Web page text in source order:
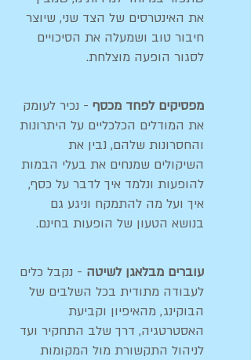
את האינטרסים של הצד שני, שיוצר
חיבור טוב ושמעלה את הסיכויים
לסגור הופעה מוצלחת.
מפסיקים לפחד מכסף - נכיר לעומק
את המודלים הכלכליים על היתרונות
והחסרונות שלהם, נבין את
השיקולים שמנחים את בעלי הבמות
להופעות ונלמד איך לדבר על כסף,
איך ועל מה להתמקח וניגע גם
בנושא הטעון של הופעות בחינם.
עוברים מבלאגן לשיטה - נקבל כלים
לעבודה מתודית בכל השלבים של
הבוקינג, מהאיפיון וקביעת
האסטרטגיה, דרך שלב התחקיר ועד
לניהול התקשורת מול המקומות